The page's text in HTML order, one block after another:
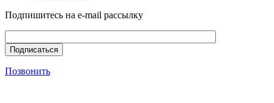
Подпишитесь на e-mail рассылку
Позвонить